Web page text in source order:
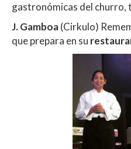
gastronómicas del churro,
J. Gamboa(Cirkulo)
que prepara en su